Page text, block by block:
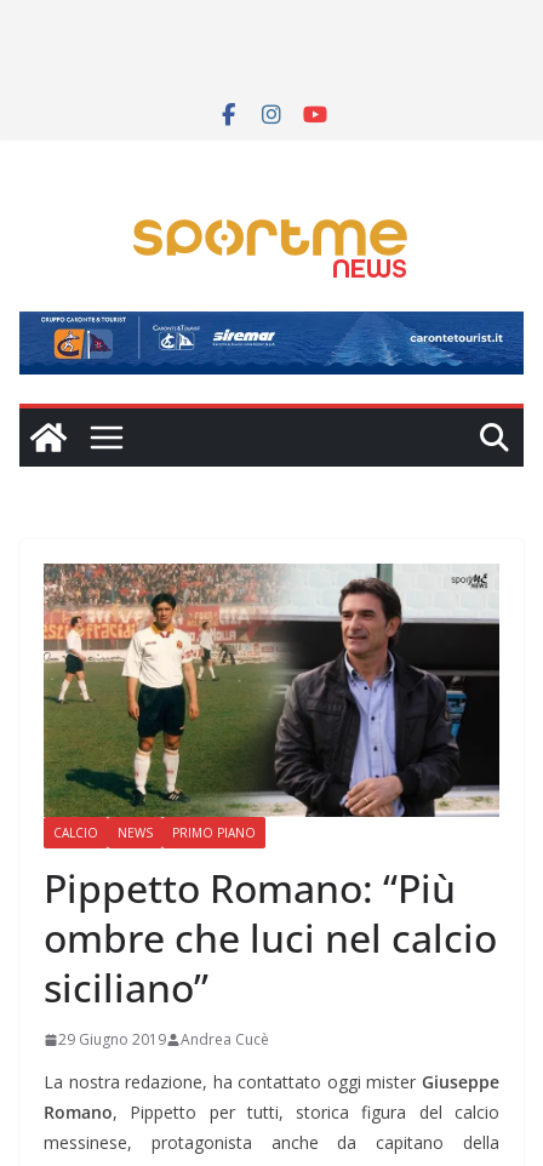
CALCIO NEWS PRIMO PIANO
Pippetto Romano: “Più
ombre che luci nel calcio
siciliano”
29 Giugno 2019 Andrea Cucè
La nostra redazione, ha contattato oggi mister Giuseppe
Romano, Pippetto per tutti, storica figura del calcio
messinese, protagonista anche da capitano della